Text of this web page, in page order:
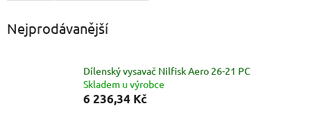
Nejprodávanější
Dílenský vysavač Nilfisk Aero 26-21 PC
Skladem u výrobce
6 236,34 Kč